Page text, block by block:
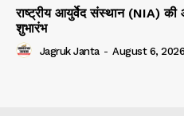
राष्ट्रीय आयुर्वेद संस्थान (NIA) की
शुभारंभ
Jagruk Janta - August 6, 2026